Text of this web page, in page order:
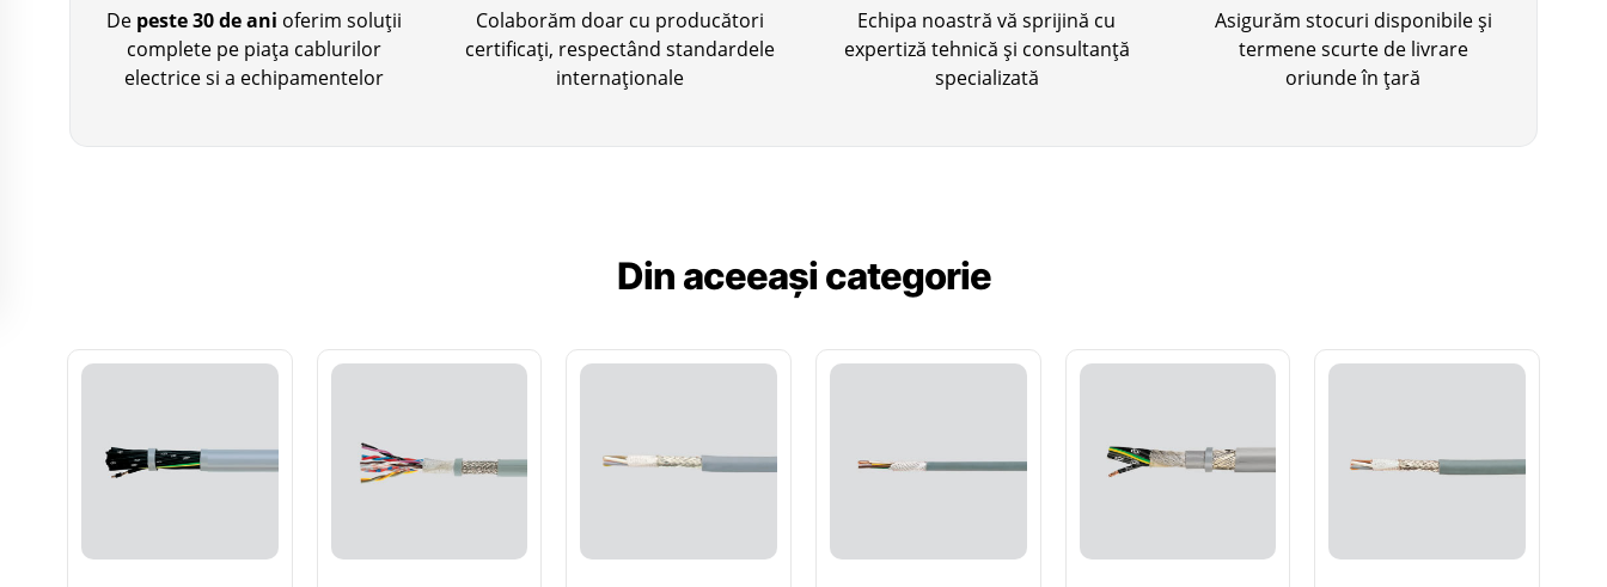
De peste 30 de ani oferim soluții
complete pe piața cablurilor
electrice si a echipamentelor
Colaborăm doar cu producători
certificați, respectând standardele
internaționale
Echipa noastră vă sprijină cu
expertiză tehnică și consultanță
specializată
Asigurăm stocuri disponibile și
termene scurte de livrare
oriunde în țară
Din aceeași categorie